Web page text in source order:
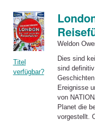
Titel
verfügbar?
Weldon
Dies sind
sind
Ereignisse
von
Planet die
vorgestellt.